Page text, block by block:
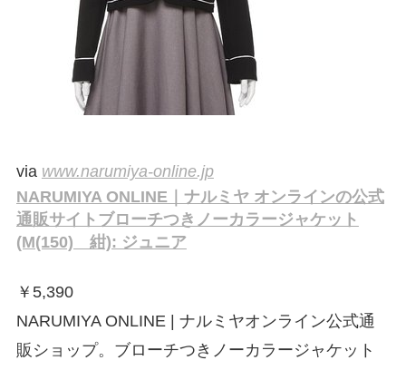
via www.narumiya-online.jp
NARUMIYA ONLINE｜ナルミヤ オンラインの公式
通販サイトブローチつきノーカラージャケット
(M(150) 紺): ジュニア
￥ 5,390
NARUMIYA ONLINE | ナルミヤオンライン公式通
販ショップ。ブローチつきノーカラージャケット